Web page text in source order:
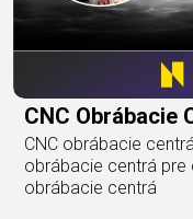
CNC Obrábacie
CNC obrábacie
obrábacie centrá pre
obrábacie centrá